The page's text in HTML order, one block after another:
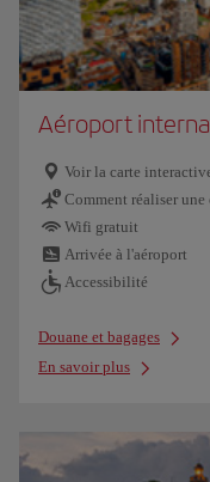
Aéroport
Voir la carte
Comment réaliser
Wifi gratuit
Arrivée à l'aéroport
Accessibilité
Douane et bagages
En savoir plus